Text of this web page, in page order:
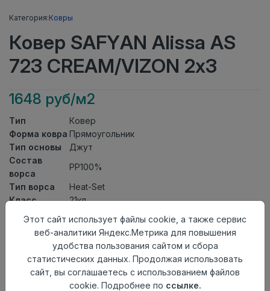
Категория:Ковры
Ковер SAFYAN Alissa AS
723 CREAM/VIZON 2х3
1648 руб/м2
Тип
Ковер
Форма ковра Прямоугольник
Тип основы
Джут
Состав
ворса
PP100%
Тип ворса
Heat-Set
Класс
21кл
происхождения
Турция
Осталось2 шт
Этот сайт использует файлы cookie, а также сервис
веб-аналитики Яндекс.Метрика для повышения
удобства пользования сайтом и сбора
статистических данных. Продолжая использовать
сайт, вы соглашаетесь с использованием файлов
cookie. Подробнее по ссылке.